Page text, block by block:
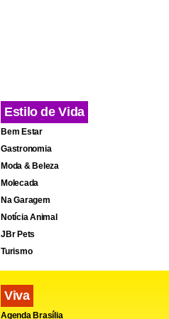
Estilo de Vida
Bem Estar
Gastronomia
Moda & Beleza
Molecada
Na Garagem
Notícia Animal
JBr Pets
Turismo
Viva
Agenda Brasília